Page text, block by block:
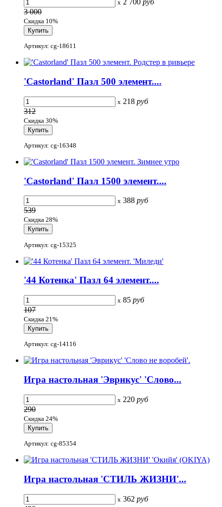
x
3 000
Скидка 10%
Артикул: cg-18611
'Castorland' Пазл 500 элемент....
x 218 руб
312
Скидка 30%
Артикул: cg-16348
'Castorland' Пазл 1500 элемент....
x 388 руб
539
Скидка 28%
Артикул: cg-15325
'44 Котенка' Пазл 64 элемент....
x 85 руб
107
Скидка 21%
Артикул: cg-14116
Игра настольная 'Эврикус' 'Слово...
x 220 руб
290
Скидка 24%
Артикул: cg-85354
Игра настольная 'СТИЛЬ ЖИЗНИ'...
x 362 руб